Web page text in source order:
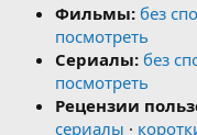
Фильмы: без
посмотреть
Сериалы: без
посмотреть
Рецензии
сериалы ·